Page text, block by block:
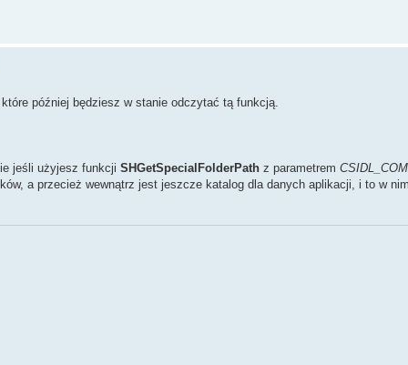
później będziesz w stanie odczytać tą funkcją.
jeśli użyjesz funkcji SHGetSpecialFolderPath z parametrem
a przecież wewnątrz jest jeszcze katalog dla danych aplikacji, i to w